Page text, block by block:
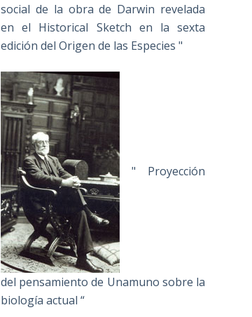
social de la obra de Darwin revelada
en el Historical Sketch en la sexta
edición del Origen de las Especies "
" Proyección
del pensamiento de Unamuno sobre la
biología actual “